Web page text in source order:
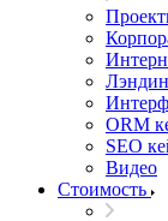
ORM
SEO
Видео
Стоимость